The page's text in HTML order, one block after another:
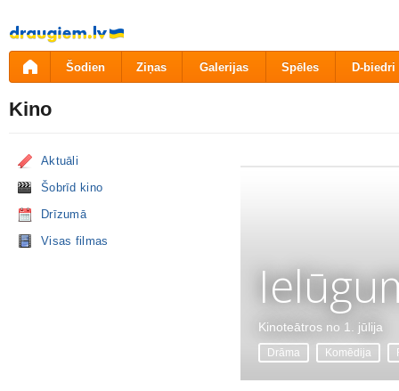
Pāriet
uz
saturu
Šodien Ziņas Galerijas Spēles D-biedri
Kino
Aktuāli
Šobrīd kino
Drīzumā
Visas filmas
Kinoteātros no 1. jūlija
Drāma Komēdija